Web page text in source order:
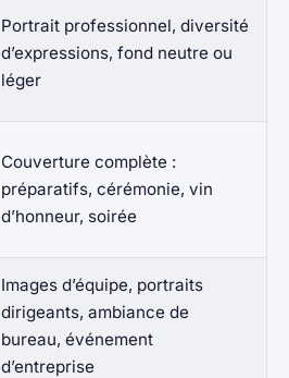
Portrait professionnel, diversité
d’expressions, fond neutre ou
léger
Couverture complète :
préparatifs, cérémonie, vin
d’honneur, soirée
Images d’équipe, portraits
dirigeants, ambiance de
bureau, événement
d’entreprise